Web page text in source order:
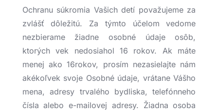
Ochranu súkromia Vašich detí považujeme za
zvlášť dôležitú. Za týmto účelom vedome
nezbierame žiadne osobné údaje osôb,
ktorých vek nedosiahol 16 rokov. Ak máte
menej ako 16rokov, prosím nezasielajte nám
akékoľvek svoje Osobné údaje, vrátane Vášho
mena, adresy trvalého bydliska, telefónneho
čísla alebo e-mailovej adresy. Žiadna osoba